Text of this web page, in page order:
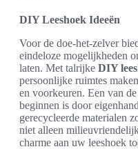
DIY Leeshoek Ideeën
Voor de doe-het-zelver
eindeloze mogelijkheden
laten. Met talrijke DIY
persoonlijke ruimtes
en voorkeuren. Een van
beginnen is door
gerecycleerde materialen
niet alleen
charme aan uw leeshoek